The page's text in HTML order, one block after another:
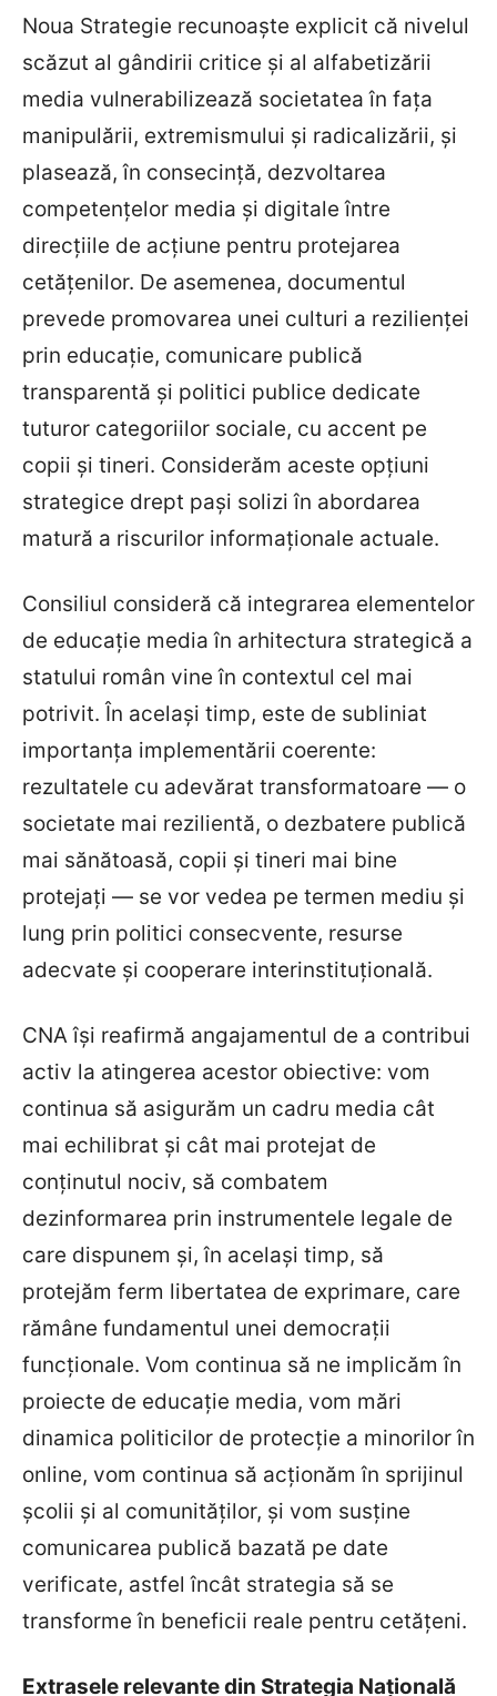
Noua Strategie recunoaște explicit că nivelul
scăzut al gândirii critice și al alfabetizării
media vulnerabilizează societatea în fața
manipulării, extremismului și radicalizării, și
plasează, în consecință, dezvoltarea
competențelor media și digitale între
direcțiile de acțiune pentru protejarea
cetățenilor. De asemenea, documentul
prevede promovarea unei culturi a rezilienței
prin educație, comunicare publică
transparentă și politici publice dedicate
tuturor categoriilor sociale, cu accent pe
copii și tineri. Considerăm aceste opțiuni
strategice drept pași solizi în abordarea
matură a riscurilor informaționale actuale.
Consiliul consideră că integrarea elementelor
de educație media în arhitectura strategică a
statului român vine în contextul cel mai
potrivit. În același timp, este de subliniat
importanța implementării coerente:
rezultatele cu adevărat transformatoare — o
societate mai rezilientă, o dezbatere publică
mai sănătoasă, copii și tineri mai bine
protejați — se vor vedea pe termen mediu și
lung prin politici consecvente, resurse
adecvate și cooperare interinstituțională.
CNA își reafirmă angajamentul de a contribui
activ la atingerea acestor obiective: vom
continua să asigurăm un cadru media cât
mai echilibrat și cât mai protejat de
conținutul nociv, să combatem
dezinformarea prin instrumentele legale de
care dispunem și, în același timp, să
protejăm ferm libertatea de exprimare, care
rămâne fundamentul unei democrații
funcționale. Vom continua să ne implicăm în
proiecte de educație media, vom mări
dinamica politicilor de protecție a minorilor în
online, vom continua să acționăm în sprijinul
școlii și al comunităților, și vom susține
comunicarea publică bazată pe date
verificate, astfel încât strategia să se
transforme în beneficii reale pentru cetățeni.
Extrasele relevante din Strategia Națională